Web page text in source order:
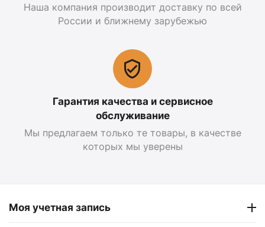
Наша компания производит доставку по всей
России и ближнему зарубежью
Гарантия качества и сервисное
обслуживание
Мы предлагаем только те товары, в качестве
которых мы уверены
Моя учетная запись